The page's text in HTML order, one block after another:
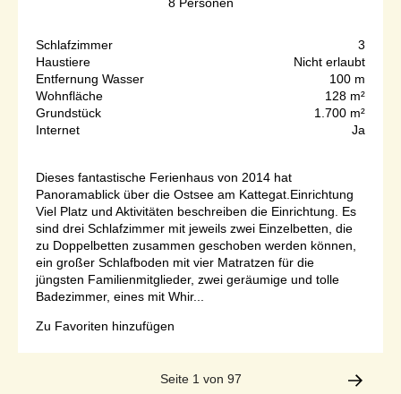
Schlafzimmer
3
Haustiere
Nicht erlaubt
Entfernung Wasser
100 m
Wohnfläche
128 m²
Grundstück
1.700 m²
Internet
Ja
Dieses fantastische Ferienhaus von 2014 hat
Panoramablick über die Ostsee am Kattegat.Einrichtung
Viel Platz und Aktivitäten beschreiben die Einrichtung. Es
sind drei Schlafzimmer mit jeweils zwei Einzelbetten, die
zu Doppelbetten zusammen geschoben werden können,
ein großer Schlafboden mit vier Matratzen für die
jüngsten Familienmitglieder, zwei geräumige und tolle
Badezimmer, eines mit Whir...
Zu Favoriten hinzufügen
Seite 1 von 97